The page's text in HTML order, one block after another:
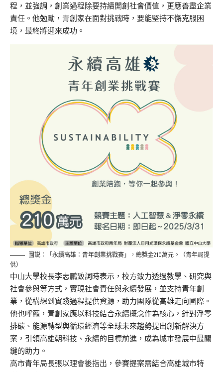
程，並強調，創業過程除要持續開創社會價值，更應善盡企業
責任。他勉勵，青創家在面對挑戰時，要能堅持不懈克服困
境，最終將迎來成功。
圖説：「永續高雄：青年創業挑戰賽」，總獎金210萬元。（青年局提
供）
中山大學校長李志鵬致詞時表示，校方致力透過教學、研究與
社會參與等方式，實現社會責任與永續發展，並支持青年創
業，從構想到實踐過程提供資源，助力團隊從高雄走向國際。
他也呼籲，青創家應以科技結合永續概念作為核心，針對淨零
排碳、能源轉型與循環經濟等全球未來趨勢提出創新解決方
案，引領高雄朝科技、永續的目標前進，成為城市發展中最關
鍵的助力。
高市青年局長張以理會後指出，參賽提案需結合高雄城市特